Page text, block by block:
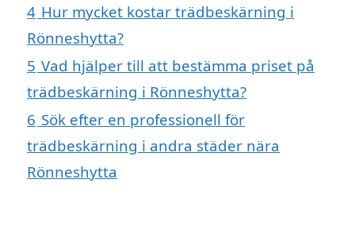
4 Hur mycket kostar trädbeskärning i
Rönneshytta?
5 Vad hjälper till att bestämma priset på
trädbeskärning i Rönneshytta?
6 Sök efter en professionell för
trädbeskärning i andra städer nära
Rönneshytta